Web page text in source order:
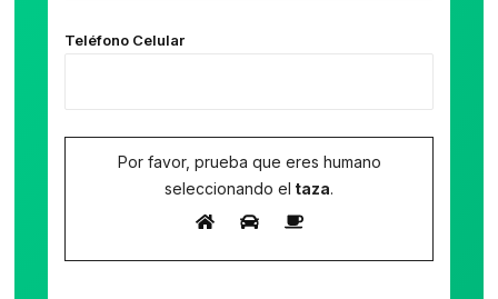
Teléfono Celular
Por favor, prueba que eres humano
seleccionando el taza.